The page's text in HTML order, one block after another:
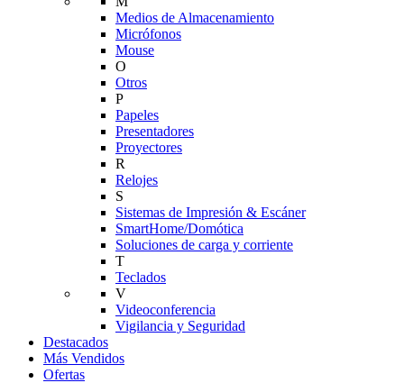
Medios de Almacenamiento
Micrófonos
Mouse
O
Otros
P
Papeles
Presentadores
Proyectores
R
Relojes
S
Sistemas de Impresión & Escáner
SmartHome/Domótica
Soluciones de carga y corriente
T
Teclados
V
Videoconferencia
Vigilancia y Seguridad
Destacados
Más Vendidos
Ofertas